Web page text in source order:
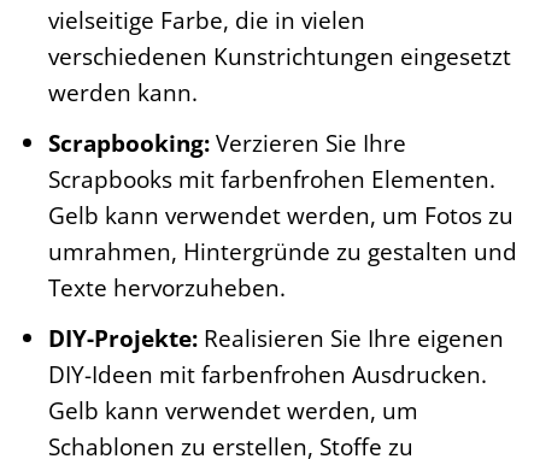
vielseitige Farbe, die in vielen
verschiedenen Kunstrichtungen eingesetzt
werden kann.
Scrapbooking:Verzieren Sie Ihre
Scrapbooks mit farbenfrohen Elementen.
Gelb kann verwendet werden, um Fotos zu
umrahmen, Hintergründe zu gestalten und
Texte hervorzuheben.
DIY-Projekte:Realisieren Sie Ihre eigenen
DIY-Ideen mit farbenfrohen Ausdrucken.
Gelb kann verwendet werden, um
Schablonen zu erstellen, Stoffe zu